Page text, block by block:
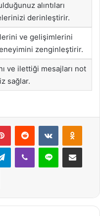
alıntıları
derinleştirir.
ve gelişimlerini
zenginleştirir.
ve ilettiği mesajları not
sağlar.
PinterestReddit VKontakte
TelegramViber Line E-Posta ile